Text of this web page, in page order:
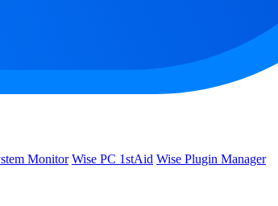
Monitor Wise PC 1stAid Wise Plugin Manager